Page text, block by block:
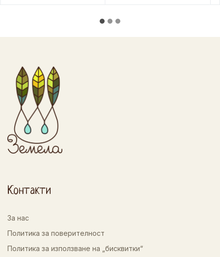
Контакти
За нас
Политика за поверителност
Политика за използване на „бисквитки“